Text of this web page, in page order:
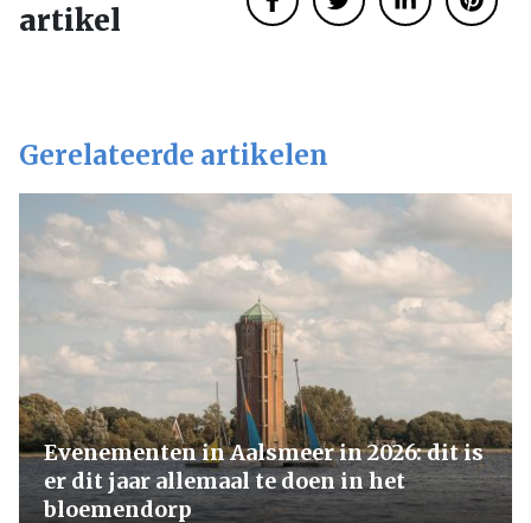
artikel
Gerelateerde artikelen
Evenementen in Aalsmeer in 2026: dit is
er dit jaar allemaal te doen in het
bloemendorp